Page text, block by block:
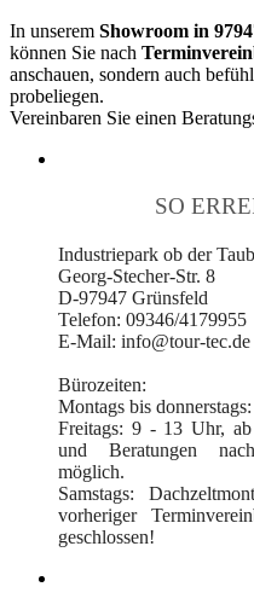
In unserem Showroom in
können Sie nach
anschauen, sondern auch
probeliegen.
Vereinbaren Sie einen
SO
Industriepark ob der
Georg-Stecher-Str. 8
D-97947 Grünsfeld
Telefon: 09346/4179955
E-Mail: info@tour-tec.de
Bürozeiten:
Montags bis
Freitags: 9 - 13 Uhr,
und Beratungen
möglich.
Samstags:
vorheriger
geschlossen!